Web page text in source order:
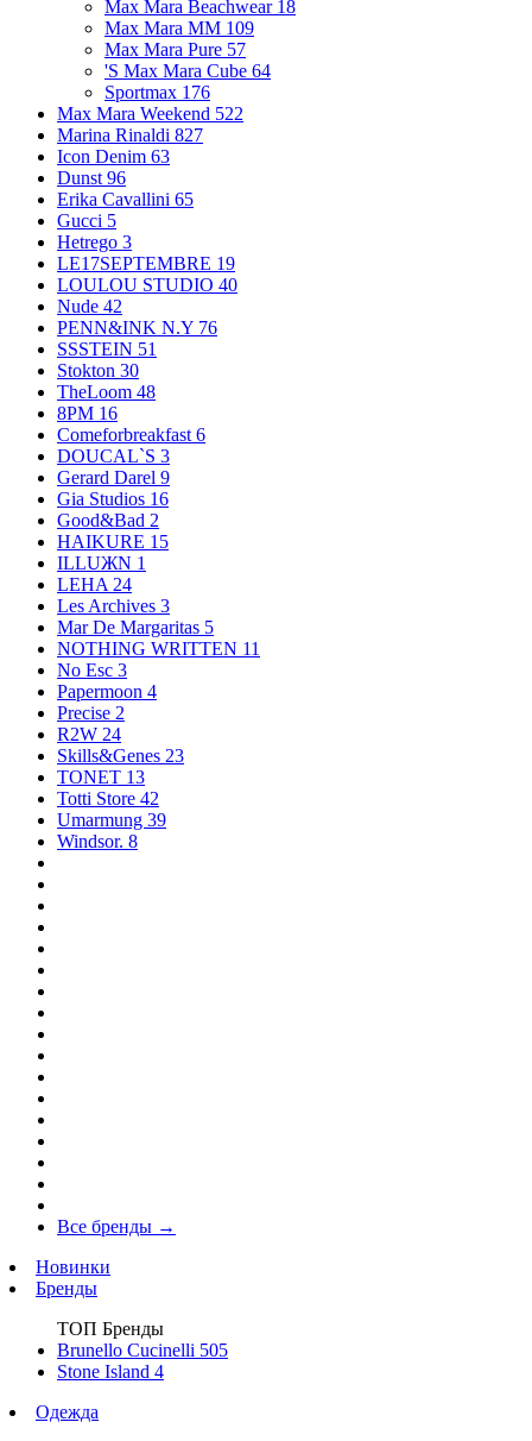
Max Mara Beachwear 18
Max Mara MM 109
Max Mara Pure 57
'S Max Mara Cube 64
Sportmax 176
Max Mara Weekend 522
Marina Rinaldi 827
Icon Denim 63
Dunst 96
Erika Cavallini 65
Gucci 5
Hetrego 3
LE17SEPTEMBRE 19
LOULOU STUDIO 40
Nude 42
PENN&INK N.Y 76
SSSTEIN 51
Stokton 30
TheLoom 48
8PM 16
Comeforbreakfast 6
DOUCAL`S 3
Gerard Darel 9
Gia Studios 16
Good&Bad 2
HAIKURE 15
ILLUЖN 1
LEHA 24
Les Archives 3
Mar De Margaritas 5
NOTHING WRITTEN 11
No Esc 3
Papermoon 4
Precise 2
R2W 24
Skills&Genes 23
TONET 13
Totti Store 42
Umarmung 39
Windsor. 8
Все бренды →
Новинки
Бренды
ТОП Бренды
Brunello Cucinelli 505
Stone Island 4
Одежда